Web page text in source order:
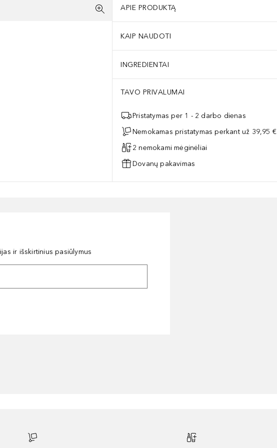
APIE PRODUKTĄ
KAIP NAUDOTI
INGREDIENTAI
TAVO PRIVALUMAI
Pristatymas per 1 - 2 darbo dienas
Nemokamas pristatymas perkant už 39,95 €
2 nemokami mėginėliai
Dovanų pakavimas
ir išskirtinius pasiūlymus